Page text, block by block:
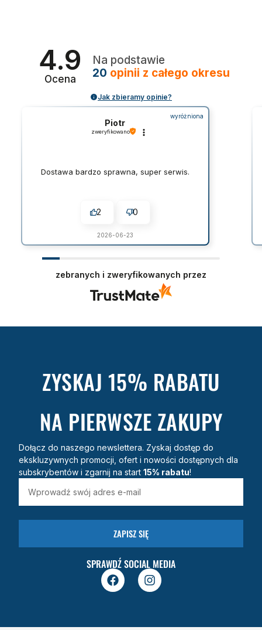
4.9
Ocena
Na podstawie
20 opinii z całego okresu
Jak zbieramy opinie?
wyróżniona
Piotr
zweryfikowano
Dostawa bardzo sprawna, super serwis.
2 0
2026-06-23
zebranych i zweryfikowanych przez
ZYSKAJ 15% RABATU
NA PIERWSZE ZAKUPY
Dołącz do naszego newslettera. Zyskaj dostęp do
ekskluzywnych promocji, ofert i nowości dostępnych dla
subskrybentów i zgarnij na start 15% rabatu!
ZAPISZ SIĘ
SPRAWDŹ SOCIAL MEDIA
F
a
I
n